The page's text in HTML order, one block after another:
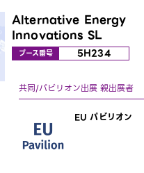
Alternative Energy
Innovations SL
ブース番号 5H234
EU パビリオン